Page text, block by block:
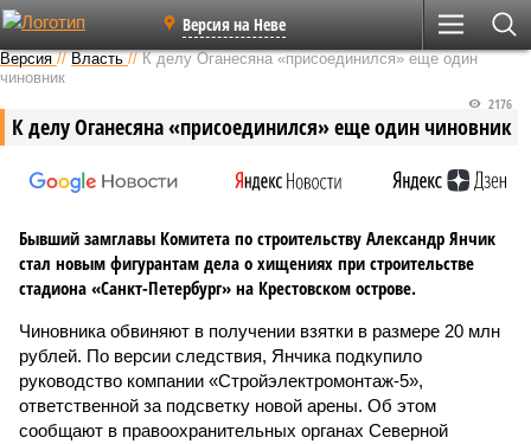
Версия на Неве
Версия //Власть //К делу Оганесяна «присоединился» еще один
чиновник
К делу Оганесяна «присоединился» еще один чиновник
2176
Бывший замглавы Комитета по строительству Александр Янчик
стал новым фигурантам дела о хищениях при строительстве
стадиона «Санкт-Петербург» на Крестовском острове.
Чиновника обвиняют в получении взятки в размере 20 млн
рублей. По версии следствия, Янчика подкупило
руководство компании «Стройэлектромонтаж-5»,
ответственной за подсветку новой арены. Об этом
сообщают в правоохранительных органах Северной